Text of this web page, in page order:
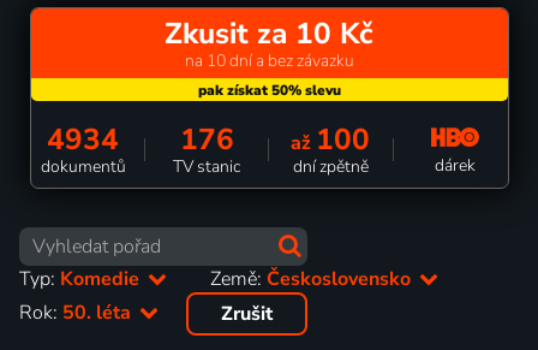
Zkusit za 10 Kč
na 10 dní a bez závazku
4934
dokumentů
176
TV stanic
až 100
dní zpětně dárek
Typ: Komedie Země:Československo
Rok: 50. léta Zrušit